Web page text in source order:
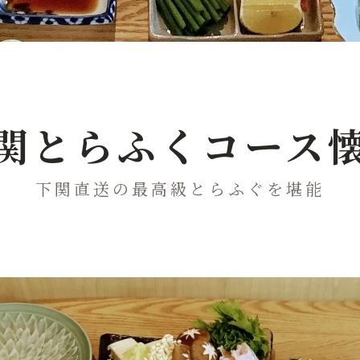
とらふくコース
下関直送の最高級とらふぐを堪能